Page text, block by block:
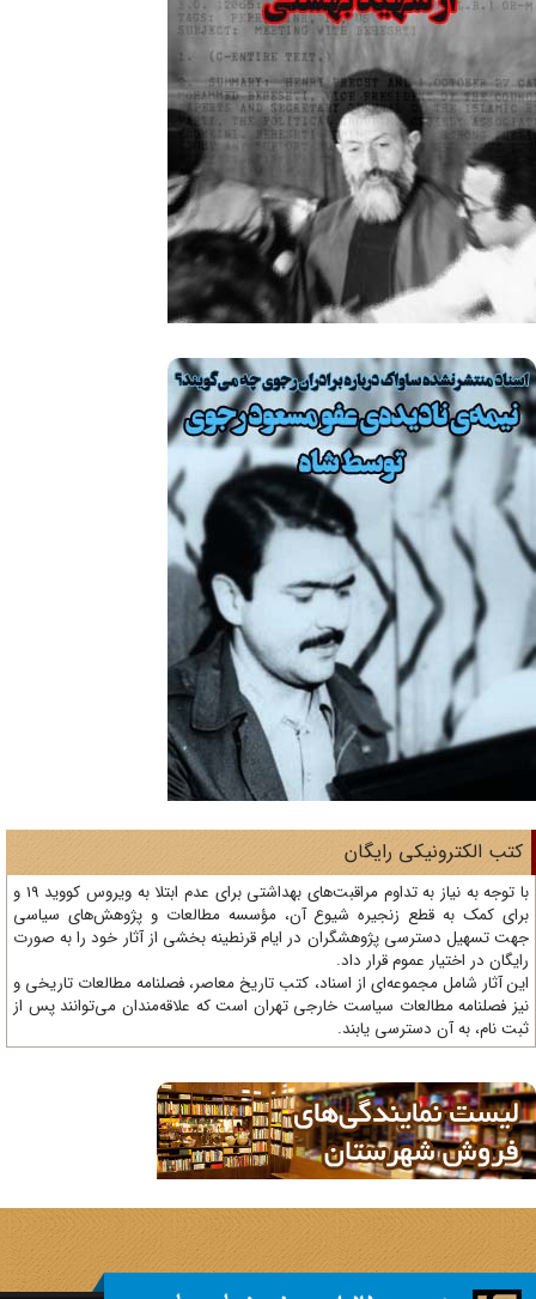
الکترونیکی رایگان
با توجه به نیاز به تداوم مراقبت‌های بهداشتی برای عدم ابتلا به ویروس کووید 19 و
کمک به قطع زنجیره شیوع آن، مؤسسه مطالعات و پژوهش‌های سیاسی
تسهیل دسترسی پژوهشگران در ایام قرنطینه بخشی از آثار خود را به صورت
در اختیار عموم قرار داد.
آثار شامل مجموعه‌ای از اسناد، کتب تاریخ معاصر، فصلنامه‌ مطالعات تاریخی و
فصلنامه مطالعات سیاست خارجی تهران است که علاقه‌مندان می‌توانند پس از
نام، به آن دسترسی یابند.